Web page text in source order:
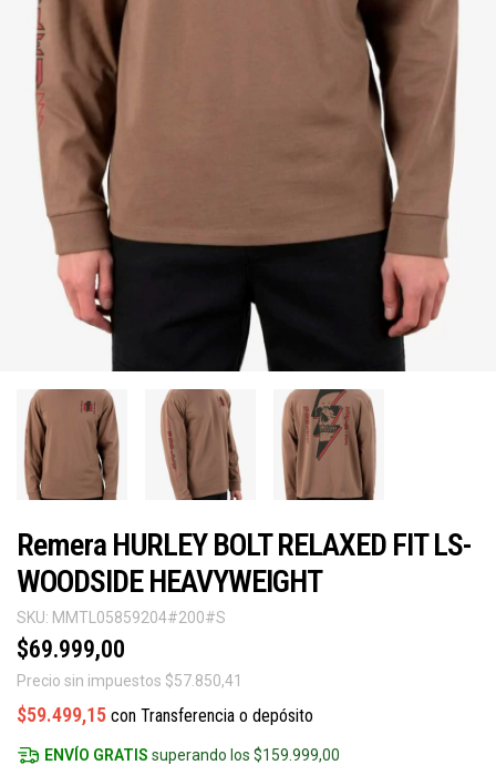
Remera HURLEY BOLT RELAXED FIT LS-
WOODSIDE HEAVYWEIGHT
SKU: MMTL05859204#200#S
$69.999,00
Precio sin impuestos $57.850,41
$59.499,15 con Transferencia o depósito
ENVÍO GRATIS superando los$159.999,00